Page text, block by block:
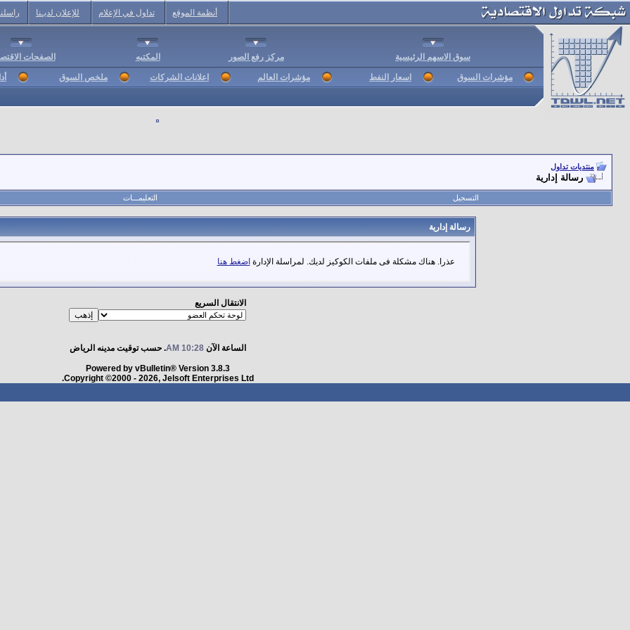
أنظمة الموقع تداول في الإعلام للإعلان لديـنا
سوق الاسهم الرئيسية مركز رفع الصور المكتبه الصفحات
مؤشرات السوق اسعار النفط مؤشرات العالم اعلانات الشركات ملخص السوق
منتديات تداول
رسالة إدارية
التسجيل التعليمـــات
رسالة إدارية
عذرا. هناك مشكلة فى ملفات الكوكيز لديك. لمراسلة الإدارة اضغط هنا
الانتقال السريع
الساعة الآن10:28 AM . حسب توقيت مدينه الرياض
Powered by vBulletin® Version 3.8.3
Copyright ©2000 - 2026, Jelsoft Enterprises Ltd.